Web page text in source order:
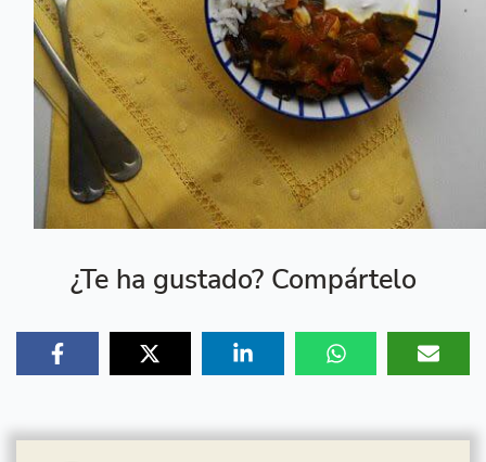
¿Te ha gustado? Compártelo